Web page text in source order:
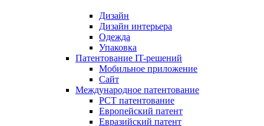
Дизайн
Дизайн интерьера
Одежда
Упаковка
Патентование IT-решений
Мобильное приложение
Сайт
Международное патентование
PCT патентование
Европейский патент
Евразийский патент